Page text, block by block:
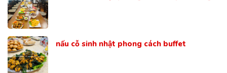
nấu cỗ sinh nhật phong cách buffet